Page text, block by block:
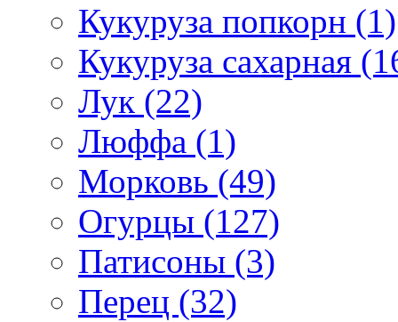
Кукуруза попкорн (1)
Кукуруза сахарная
Лук (22)
Люффа (1)
Морковь (49)
Огурцы (127)
Патисоны (3)
Перец (32)